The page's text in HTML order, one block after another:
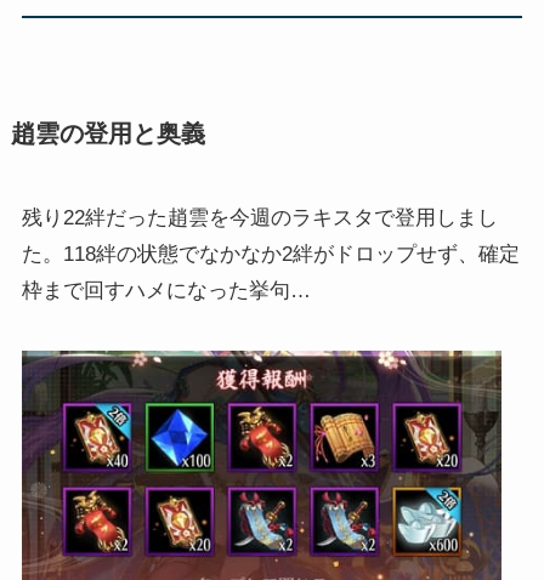
趙雲の登用と奥義
残り22絆だった趙雲を今週のラキスタで登用しまし
た。118絆の状態でなかなか2絆がドロップせず、確定
枠まで回すハメになった挙句…